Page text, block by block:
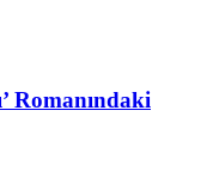
Romanındaki